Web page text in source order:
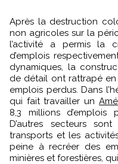
Après la destruction
non agricoles sur la
l’activité a permis la
d’emplois
dynamiques, la
de détail ont rattrapé
emplois perdus. Dans
qui fait travailler un
8,3 millions
D’autres secteurs
transports et les
peine à recréer des
minières et forestières,